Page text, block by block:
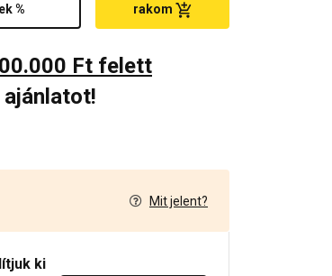
%
rakom
Ft felett
Mit jelent?
ki